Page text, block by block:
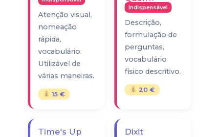
Atenção visual,
nomeação
rápida,
vocabulário.
Utilizável de
várias maneiras.
15 €
Indispensável
Descrição,
formulação de
perguntas,
vocabulário
físico descritivo.
20 €
Time's Up Dixit